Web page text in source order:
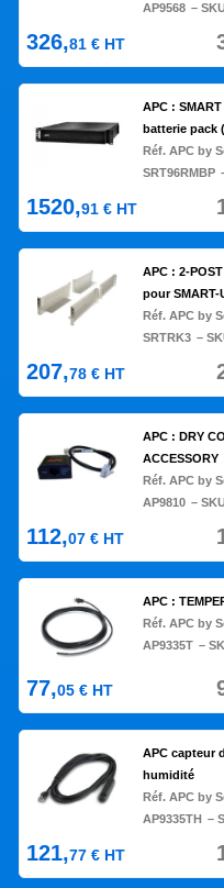
AP9568 –
326,81 € HT
APC : SMART
batterie pack
Réf. APC by
SRT96RMBP
1520,91 € HT
APC : 2-
pour SMART-
Réf. APC by
SRTRK3 –
207,78 € HT
APC : DRY
ACCESSORY
Réf. APC by
AP9810 –
112,07 € HT
APC :
Réf. APC by
AP9335T –
77,05 € HT
APC capteur
humidité
Réf. APC by
AP9335TH –
121,77 € HT